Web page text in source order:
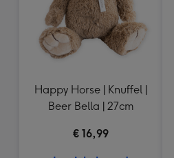
Happy Horse | Knuffel |
Beer Bella | 27cm
€ 16,99